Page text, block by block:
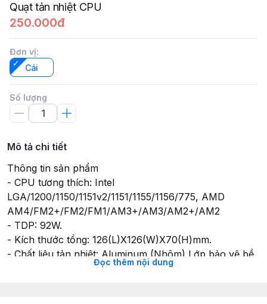
Quạt tản nhiệt CPU
250.000đ
Đơn vị:
Cái
Số lượng
Mô tả chi tiết
Thông tin sản phẩm
- CPU tương thích: Intel
LGA/1200/1150/1151v2/1151/1155/1156/775, AMD
AM4/FM2+/FM2/FM1/AM3+/AM3/AM2+/AM2
- TDP: 92W.
- Kích thước tổng: 126(L)X126(W)X70(H)mm.
- Chất liệu tản nhiệt: Aluminum (Nhôm) Lớp bảo vệ bề
mặt: Lớp bảo vệ chống oxy hóa mạ đen.
Đọc thêm nội dung